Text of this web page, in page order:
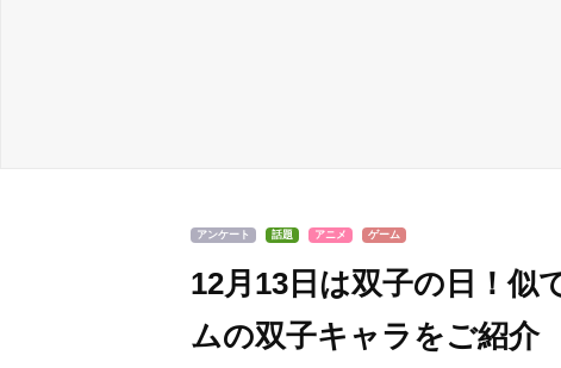
アンケート 話題 アニメ ゲーム
12月13日は双子の日！似
ムの双子キャラをご紹介